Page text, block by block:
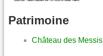
Patrimoine
Château des Messis